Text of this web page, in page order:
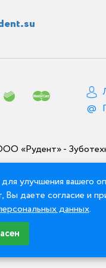
для улучшения вашего
даете согласие и
данных.
«Рудент» -